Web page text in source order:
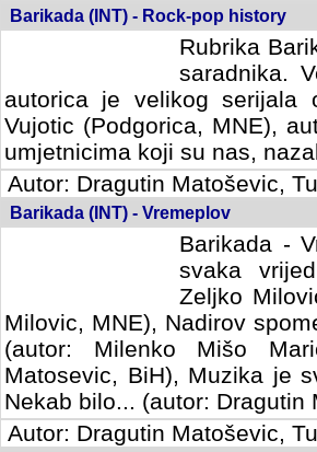
Barikada (INT) - Rock-pop history
Rubrika
saradnika.
autorica je velikog serijala
Vujotic (Podgorica, MNE),
umjetnicima koji su nas,
Autor: Dragutin Matoševic,
Barikada (INT) - Vremeplov
Barikada -
svaka
Milovic,
MNE), Nadirov spomenar
Milenko Mišo Maric, UK),
Muzika je svirala (autor:
(autor: Dragutin Matosevic,
Autor: Dragutin Matoševic,